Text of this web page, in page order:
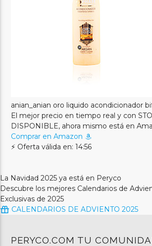
anian_anian oro liquido acondicionador
El mejor precio en tiempo real y con
DISPONIBLE, ahora mismo está en
Comprar en Amazon
⚡ Oferta válida en: 14:56
La Navidad 2025 ya está en Peryco
Descubre los mejores Calendarios de
Exclusivas de 2025
CALENDARIOS DE ADVIENTO 2025
PERYCO.COM TU